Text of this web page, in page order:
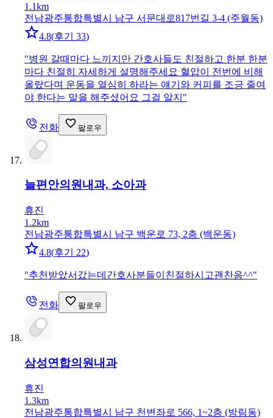
1.1km
전남광주통합특별시 남구 서문대로817번길 3-4 (주월동)
4.8(후기 33)
"병원 갈때마다 느끼지만 간호사들도 친절하고 한분 한분
마다 친절히 자세하게 설명해주세요 혈압이 전번에 비해
올랐다며 운동을 열심히 하라는 얘기와 커피를 조긍 줄여
야 한다는 말을 해주셨어요 그걸 알지 "
전화 팔로우
늘편안의원내과, 소아과
휴진
1.2km
전남광주통합특별시 남구 백운로 73, 2층 (백운동)
4.8(후기 22)
"추천받았서갔는데간호사분들이친절하시고괜찬음^^"
전화 팔로우
삼성연합의원 내과
휴진
1.3km
전남광주통합특별시 남구 천변좌로 566, 1~2층 (방림동)